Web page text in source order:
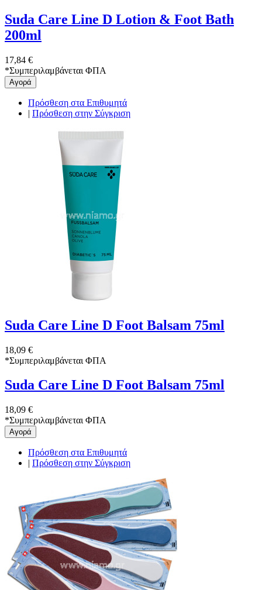
Suda Care Line D Lotion & Foot Bath
200ml
17,84 €
*Συμπεριλαμβάνεται ΦΠΑ
Αγορά
Πρόσθεση στα Επιθυμητά
| Πρόσθεση στην Σύγκριση
Suda Care Line D Foot Balsam 75ml
18,09 €
*Συμπεριλαμβάνεται ΦΠΑ
Suda Care Line D Foot Balsam 75ml
18,09 €
*Συμπεριλαμβάνεται ΦΠΑ
Αγορά
Πρόσθεση στα Επιθυμητά
| Πρόσθεση στην Σύγκριση